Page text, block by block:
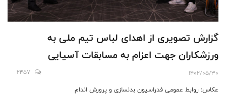
گزارش تصویری از اهدای لباس تیم ملی به
ورزشکاران جهت اعزام به مسابقات آسیایی
1402/05/30
2457
عکاس: روابط عمومی فدراسیون بدنسازی و پرورش اندام